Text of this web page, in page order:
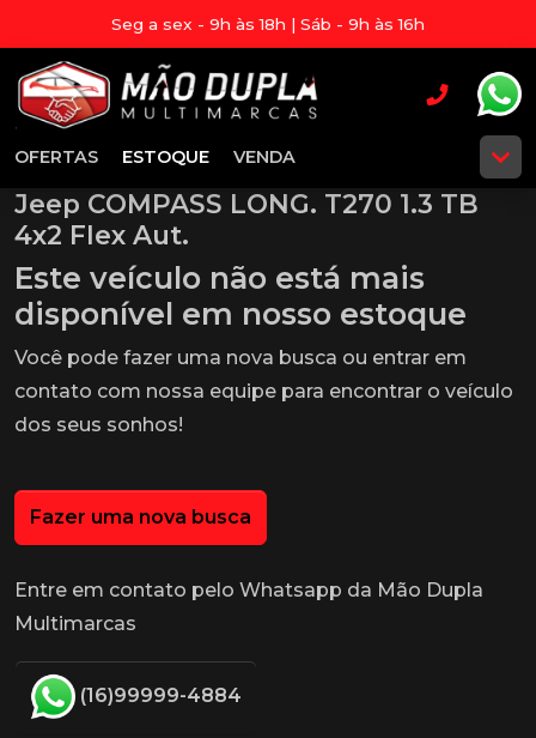
Seg a sex - 9h às 18h | Sáb - 9h às 16h
OFERTAS ESTOQUE VENDA
Jeep COMPASS LONG. T270 1.3 TB
4x2 Flex Aut.
Este veículo não está mais
disponível em nosso estoque
Você pode fazer uma nova busca ou entrar em
contato com nossa equipe para encontrar o veículo
dos seus sonhos!
Fazer uma nova busca
Entre em contato pelo Whatsapp da Mão Dupla
Multimarcas
(16)99999-4884